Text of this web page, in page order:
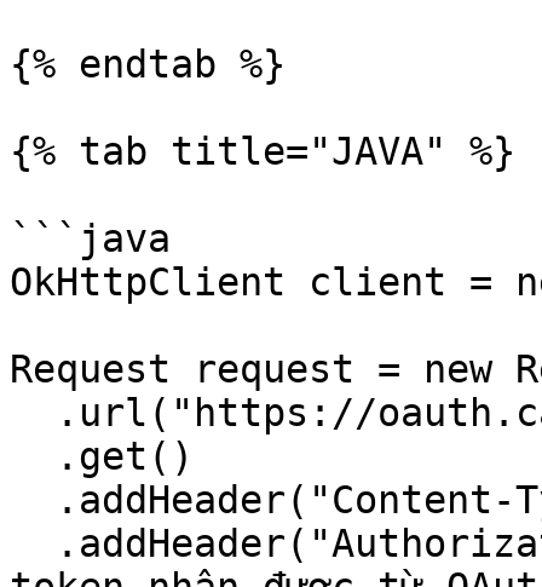
{% endtab %}
{% tab title="JAVA" %}
```java
OkHttpClient client =
Request request = new